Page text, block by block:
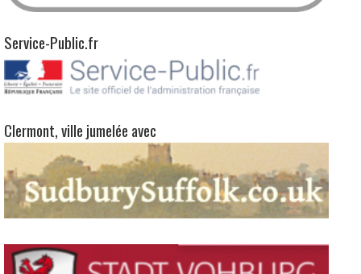
Service-Public.fr
Clermont, ville jumelée avec